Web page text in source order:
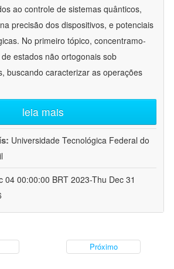
ao controle de sistemas quânticos,
precisão dos dispositivos, e potenciais
No primeiro tópico, concentramo-
estados não ortogonais sob
buscando caracterizar as operações
leia mais
Universidade Tecnológica Federal do
04 00:00:00 BRT 2023-Thu Dec 31
Próximo